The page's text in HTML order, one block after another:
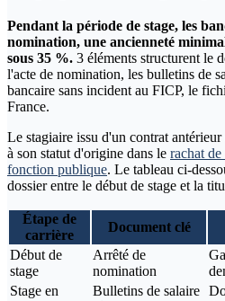
Pendant la période de stage, les
nomination, une ancienneté
sous 35 %. 3 éléments structurent le
l'acte de nomination, les bulletins de
bancaire sans incident au FICP, le
France.
Le stagiaire issu d'un contrat
à son statut d'origine dans le rachat
fonction publique. Le tableau ci-
dossier entre le début de stage et la
Étape de
carrière
Document clé
Début de
stage
Arrêté de
nomination
Stage en
Bulletins de salaire